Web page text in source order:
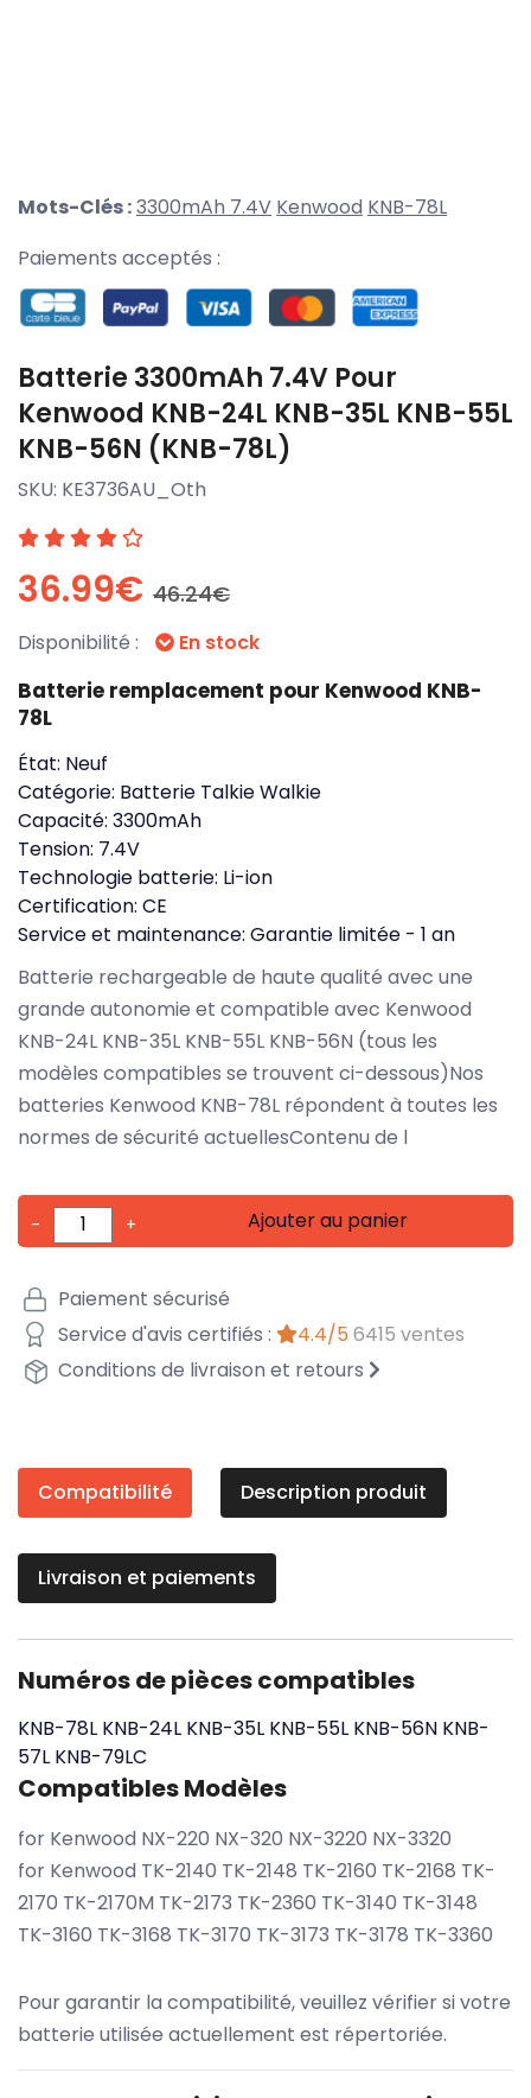
Mots-Clés :3300mAh 7.4V Kenwood KNB-78L
Paiements acceptés :
Batterie 3300mAh 7.4V Pour
Kenwood KNB-24L KNB-35L KNB-55L
KNB-56N (KNB-78L)
SKU: KE3736AU_Oth
36.99€ 46.24€
Disponibilité : En stock
Batterie remplacement pour Kenwood KNB-
78L
État: Neuf
Catégorie: Batterie Talkie Walkie
Capacité: 3300mAh
Tension: 7.4V
Technologie batterie: Li-ion
Certification: CE
Service et maintenance: Garantie limitée - 1 an
Batterie rechargeable de haute qualité avec une
grande autonomie et compatible avec Kenwood
KNB-24L KNB-35L KNB-55L KNB-56N (tous les
modèles compatibles se trouvent ci-dessous)Nos
batteries Kenwood KNB-78L répondent à toutes les
normes de sécurité actuellesContenu de l
- + Ajouter au panier
Paiement sécurisé
Service d'avis certifiés :
4.4/5 6415 ventes
Conditions de livraison et retours
Compatibilité Description produit
Livraison et paiements
Numéros de pièces compatibles
KNB-78L KNB-24L KNB-35L KNB-55L KNB-56N KNB-
57L KNB-79LC
Compatibles Modèles
for Kenwood NX-220 NX-320 NX-3220 NX-3320
for Kenwood TK-2140 TK-2148 TK-2160 TK-2168 TK-
2170 TK-2170M TK-2173 TK-2360 TK-3140 TK-3148
TK-3160 TK-3168 TK-3170 TK-3173 TK-3178 TK-3360
Pour garantir la compatibilité, veuillez vérifier si votre
batterie utilisée actuellement est répertoriée.